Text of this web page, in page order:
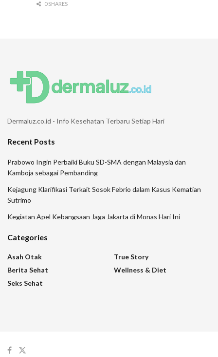
0 SHARES
Dermaluz.co.id - Info Kesehatan Terbaru Setiap Hari
Recent Posts
Prabowo Ingin Perbaiki Buku SD-SMA dengan Malaysia dan
Kamboja sebagai Pembanding
Kejagung Klarifikasi Terkait Sosok Febrio dalam Kasus Kematian
Sutrimo
Kegiatan Apel Kebangsaan Jaga Jakarta di Monas Hari Ini
Categories
Asah Otak
Berita Sehat
Seks Sehat
True Story
Wellness & Diet